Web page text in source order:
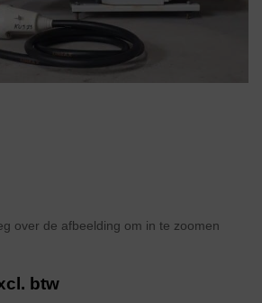
over de afbeelding om in te zoomen
btw